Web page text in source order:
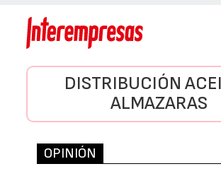
DISTRIBUCIÓN
ALMAZARAS
OPINIÓN